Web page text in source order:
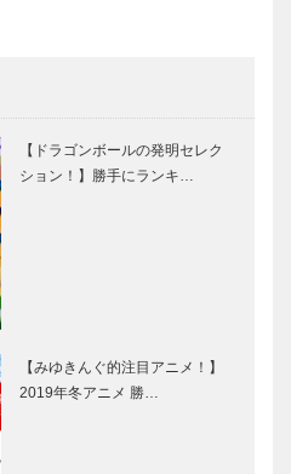
【ドラゴンボールの発明セレク
ション！】勝手にランキ…
【みゆきんぐ的注目アニメ！】
2019年冬アニメ 勝…